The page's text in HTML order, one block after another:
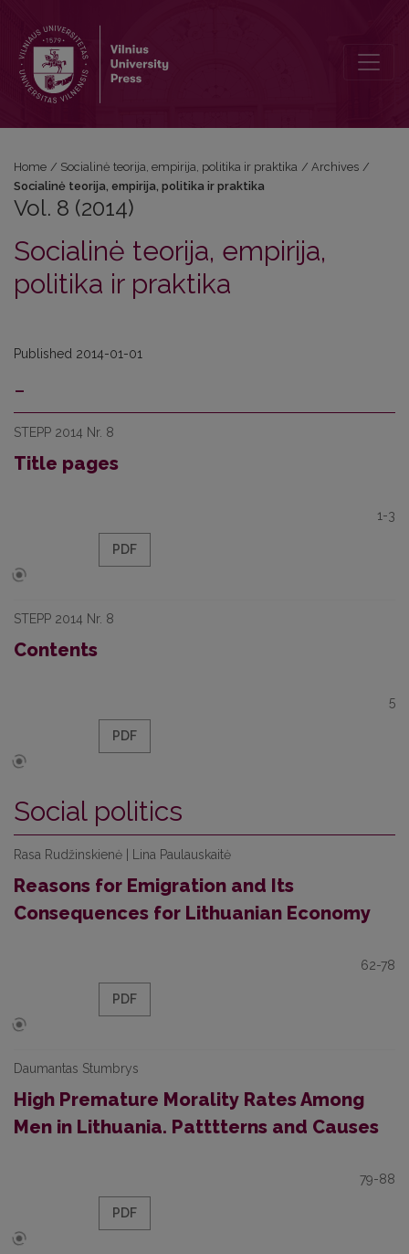
Home / Socialinė teorija, empirija, politika ir praktika / Archives /
Socialinė teorija, empirija, politika ir praktika
Vol. 8 (2014)
Socialinė teorija, empirija,
politika ir praktika
Published 2014-01-01
-
STEPP 2014 Nr. 8
Title pages
1-3
PDF
STEPP 2014 Nr. 8
Contents
5
PDF
Social politics
Rasa Rudžinskienė | Lina Paulauskaitė
Reasons for Emigration and Its
Consequences for Lithuanian Economy
62-78
PDF
Daumantas Stumbrys
High Premature Morality Rates Among
Men in Lithuania. Patttterns and Causes
79-88
PDF